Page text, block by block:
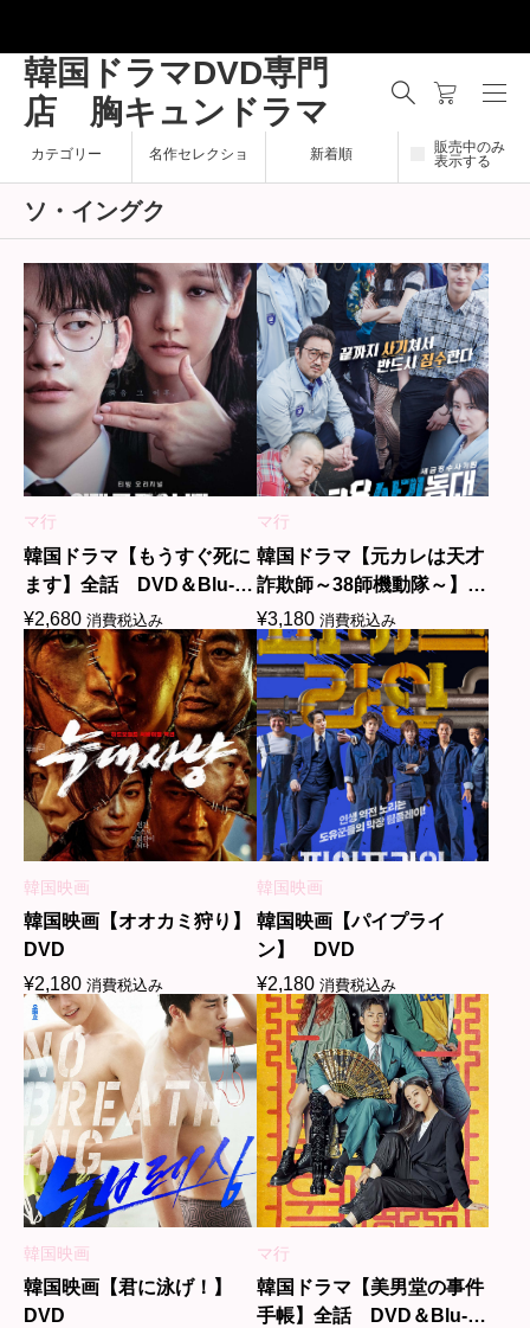
韓国ドラマDVD専門
店 胸キュンドラマ
カテゴリー 名作セレクショ 新着順
販売中のみ
表示する
ソ・イングク
マ行
韓国ドラマ【もうすぐ死に
ます】全話 DVD＆Blu-
ray
¥2,680 消費税込み
マ行
韓国ドラマ【元カレは天才
詐欺師～38師機動隊～】全
話 DVD＆Blu-ray
¥3,180 消費税込み
韓国映画
韓国映画【オオカミ狩り】
DVD
¥2,180 消費税込み
韓国映画
韓国映画【パイプライ
ン】 DVD
¥2,180 消費税込み
韓国映画
韓国映画【君に泳げ！】
DVD
マ行
韓国ドラマ【美男堂の事件
手帳】全話 DVD＆Blu-